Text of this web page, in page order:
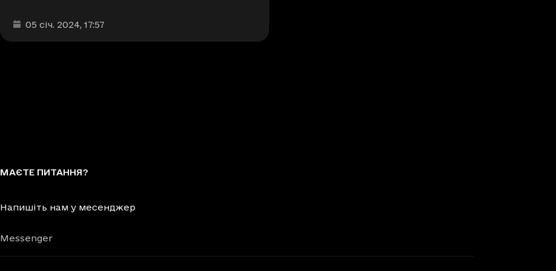
Дата та час публікації
05 січ. 2024, 17:57
МАЄТЕ ПИТАННЯ?
Напишіть нам у месенджер
Messenger